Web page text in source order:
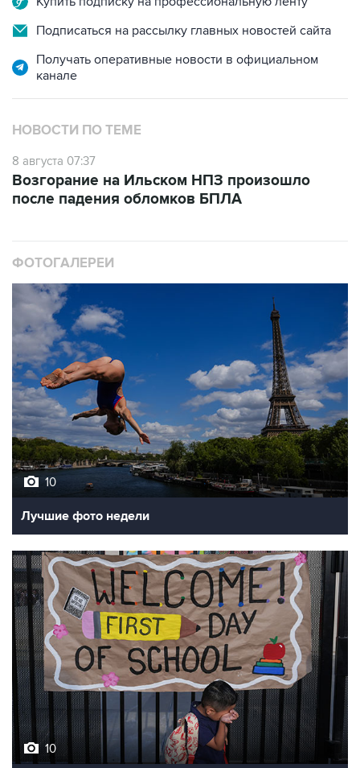
Подписаться на рассылку главных новостей сайта
Получать оперативные новости в официальном
канале
НОВОСТИ ПО ТЕМЕ
8 августа 07:37
Возгорание на Ильском НПЗ произошло
после падения обломков БПЛА
ФОТОГАЛЕРЕИ
10
Лучшие фото недели
10